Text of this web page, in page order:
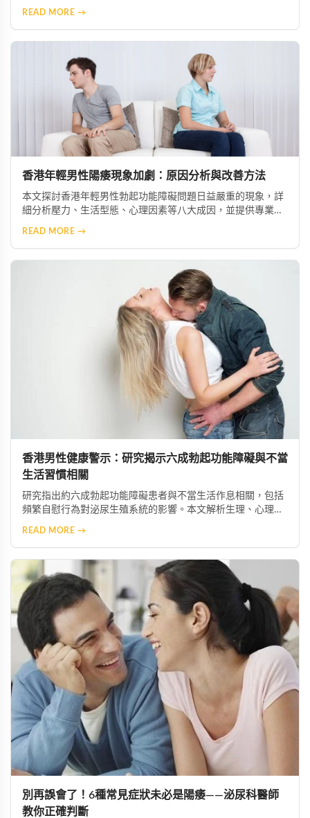
READ MORE →
香港年輕男性陽痿現象加劇：原因分析與改善方法
本文探討香港年輕男性勃起功能障礙問題日益嚴重的現象，詳
細分析壓力、生活型態、心理因素等八大成因，並提供專業建
READ MORE →
香港男性健康警示：研究揭示六成勃起功能障礙與不當
生活習慣相關
研究指出約六成勃起功能障礙患者與不當生活作息相關，包括
頻繁自慰行為對泌尿生殖系統的影響。本文解析生理、心理及
READ MORE →
別再誤會了！6種常見症狀未必是陽痿——泌尿科醫師
教你正確判斷